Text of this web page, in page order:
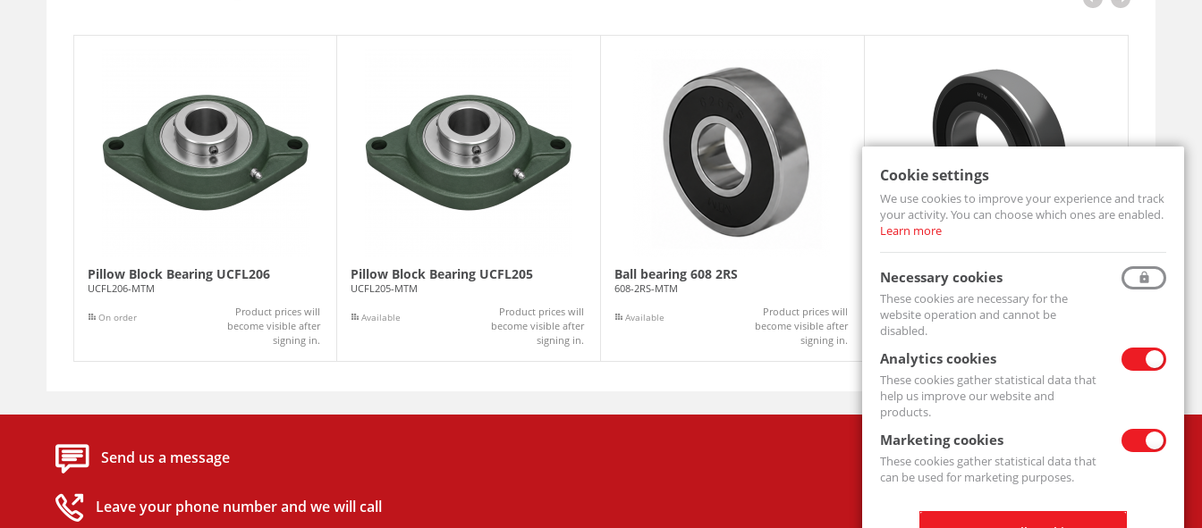
Pillow Block Bearing UCFL206
UCFL206-MTM
On order
Product prices will
become visible after
signing in.
Pillow Block Bearing UCFL205
UCFL205-MTM
Available
Product prices will
become visible after
signing in.
Ball bearing 608 2RS
608-2RS-MTM
Available
Product prices will
become visible after
signing in.
Ball Bearing 6204 2RS
6204-2RS-MTM
Available
Product prices will
Pillow
UCF206-
Send us a message
Leave your phone number and we will call
Company
Privacy policy
Cookie settings
We use cookies to improve your experience and track
your activity. You can choose which ones are enabled.
Learn more
Necessary cookies
These cookies are necessary for the
website operation and cannot be
disabled.
Analytics cookies
These cookies gather statistical data that
help us improve our website and
products.
Marketing cookies
These cookies gather statistical data that
can be used for marketing purposes.